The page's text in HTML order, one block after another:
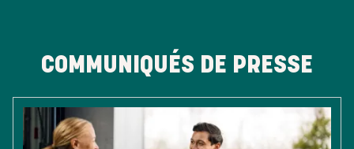
COMMUNIQUÉS DE PRESSE